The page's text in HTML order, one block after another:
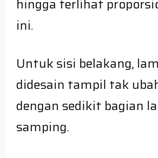
hingga terlihat
ini.
Untuk sisi belakang,
didesain tampil tak
dengan sedikit bagian
samping.